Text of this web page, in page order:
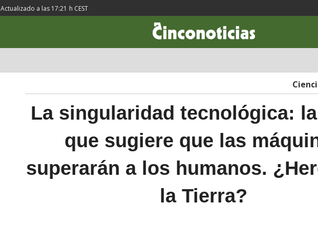
Actualizado a las 17:21 h CEST
La singularidad tecnológica:
que sugiere que las
superarán a los humanos.
la Tierra?